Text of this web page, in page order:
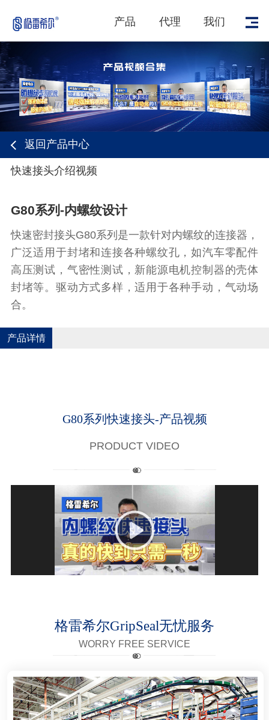
产品 代理 我们
返回产品中心
快速接头介绍视频
G80系列-内螺纹设计
快速密封接头G80系列是一款针对内螺纹的连接器，
广泛适用于封堵和连接各种螺纹孔，如汽车零配件
高压测试，气密性测试，新能源电机控制器的壳体
封堵等。驱动方式多样，适用于各种手动，气动场
合。
产品详情
G80系列快速接头-产品视频
PRODUCT VIDEO
格雷希尔GripSeal无忧服务
WORRY FREE SERVICE